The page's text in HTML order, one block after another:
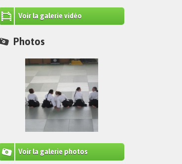
Voir la galerie vidéo
Photos
Voir la galerie photos